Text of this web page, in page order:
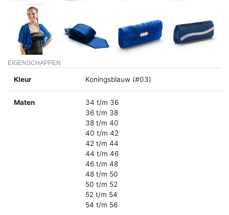
EIGENSCHAPPEN
Kleur Koningsblauw (#03)
Maten
34 t/m 36
36 t/m 38
38 t/m 40
40 t/m 42
42 t/m 44
44 t/m 46
46 t/m 48
48 t/m 50
50 t/m 52
52 t/m 54
54 t/m 56